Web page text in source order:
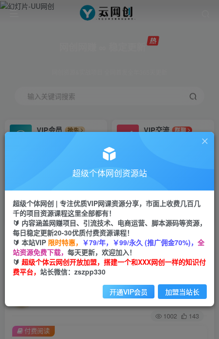
输入关键词搜索
VIP会员
抢先
VIP交流
群聊
研究探讨更多创业项目路子。
会员专属推广链接
招募站长
挂机
项目
脚本卡密
APP下载
GO
首页 创业课程 会员专属 正文
（8228期）腾讯视频分成计划，每天无脑搬运，
无需任何剪辑！
关注 私信
1002 143
付费阅读
超级个体网创资源站
超级个体网创 | 专注优质VIP网课资源分享，市面上收费几百几
千的项目资源课程这里全部都有！
🔰 内容涵盖网赚项目、引流技术、电商运营、脚本源码等资源，
每日稳定更新20-30优质付费资源课程！
🔰 本站VIP 限时特惠， ￥79/年，￥99/永久 (推广佣金70%)， 全
站资源免费下载， 每天更新，欢迎加入！
🔰 超级个体云网创开放加盟，搭建一个和XXX网创一样的知识付
费平台， 站长微信：zszpp330
开通VIP会员 加盟当站长